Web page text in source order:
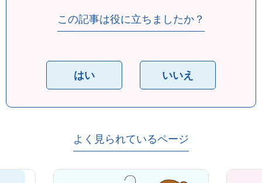
この記事は役に立ちましたか？
はい いいえ
よく見られているページ